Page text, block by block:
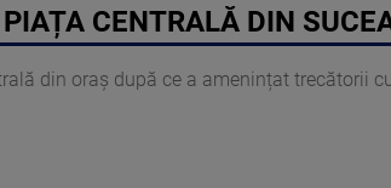
CENTRALĂ DIN
din oraș după ce a amenințat trecătorii